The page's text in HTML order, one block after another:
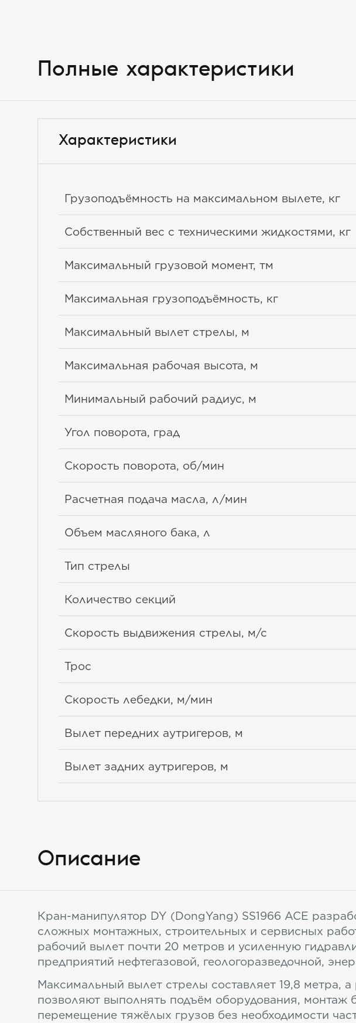
Полные характеристики
Характеристики
Грузоподъёмность на максимальном вылете, кг
Собственный вес с техническими жидкостями, кг
Максимальный грузовой момент, тм
Максимальная грузоподъёмность, кг
Максимальный вылет стрелы, м
Максимальная рабочая высота, м
Минимальный рабочий радиус, м
Угол поворота, град
Скорость поворота, об/мин
Расчетная подача масла, л/мин
Объем масляного бака, л
Тип стрелы
Количество секций
Скорость выдвижения стрелы, м/с
Трос
Скорость лебедки, м/мин
Вылет передних аутригеров, м
Вылет задних аутригеров, м
Описание
Кран-манипулятор DY (DongYang) SS1966 ACE
сложных монтажных, строительных и сервисных
рабочий вылет почти 20 метров и усиленную
предприятий нефтегазовой, геологоразведочной,
Максимальный вылет стрелы составляет 19,8 метра,
позволяют выполнять подъём оборудования,
перемещение тяжёлых грузов без необходимости